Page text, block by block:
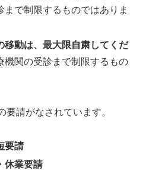
まで制限するものではありま
移動は、最大限自粛してくだ
機関の受診まで制限するもの
要請がなされています。
要請
休業要請